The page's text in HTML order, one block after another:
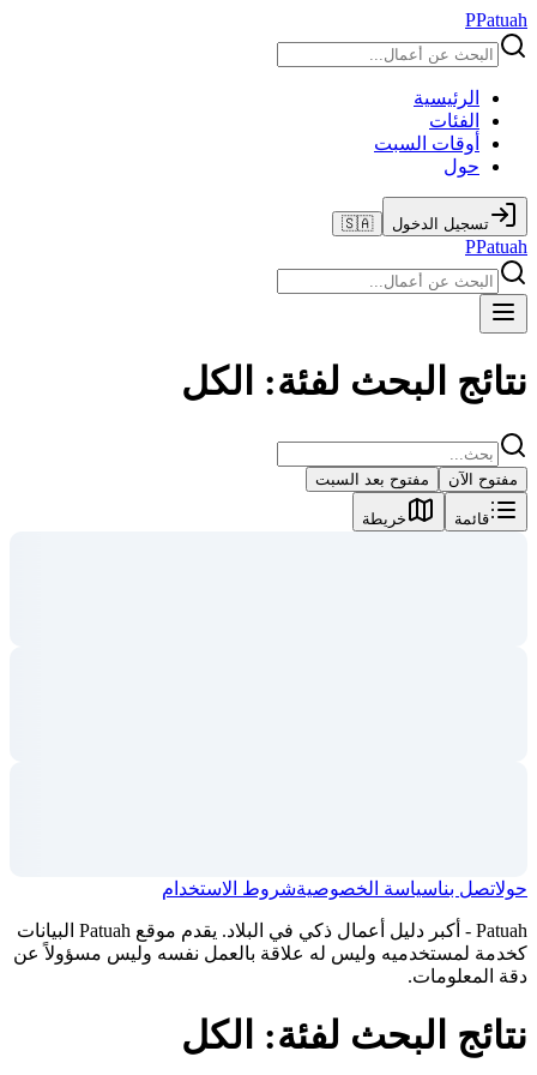
PPatuah
الرئيسية
الفئات
أوقات السبت
حول
تسجيل الدخول 🇸🇦
PPatuah
نتائج البحث لفئة: الكل
مفتوح الآن مفتوح بعد السبت
قائمة خريطة
حولاتصل بناسياسة الخصوصيةشروط الاستخدام
Patuah - أكبر دليل أعمال ذكي في البلاد. يقدم موقع Patuah البيانات
كخدمة لمستخدميه وليس له علاقة بالعمل نفسه وليس مسؤولاً عن
دقة المعلومات.
نتائج البحث لفئة: الكل